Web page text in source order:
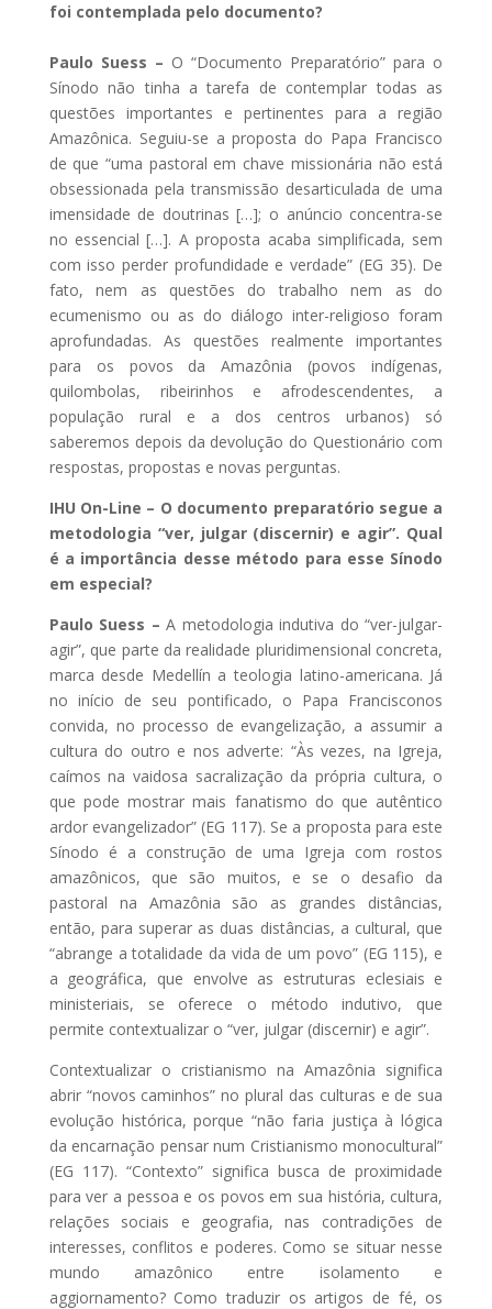
foi contemplada pelo documento?
Paulo Suess – O “Documento Preparatório” para o
Sínodo não tinha a tarefa de contemplar todas as
questões importantes e pertinentes para a região
Amazônica. Seguiu-se a proposta do Papa Francisco
de que “uma pastoral em chave missionária não está
obsessionada pela transmissão desarticulada de uma
imensidade de doutrinas […]; o anúncio concentra-se
no essencial […]. A proposta acaba simplificada, sem
com isso perder profundidade e verdade” (EG 35). De
fato, nem as questões do trabalho nem as do
ecumenismo ou as do diálogo inter-religioso foram
aprofundadas. As questões realmente importantes
para os povos da Amazônia (povos indígenas,
quilombolas, ribeirinhos e afrodescendentes, a
população rural e a dos centros urbanos) só
saberemos depois da devolução do Questionário com
respostas, propostas e novas perguntas.
IHU On-Line – O documento preparatório segue a
metodologia “ver, julgar (discernir) e agir”. Qual
é a importância desse método para esse Sínodo
em especial?
Paulo Suess –A metodologia indutiva do “ver-julgar-
agir”, que parte da realidade pluridimensional concreta,
marca desde Medellín a teologia latino-americana. Já
no início de seu pontificado, o Papa Francisconos
convida, no processo de evangelização, a assumir a
cultura do outro e nos adverte: “Às vezes, na Igreja,
caímos na vaidosa sacralização da própria cultura, o
que pode mostrar mais fanatismo do que autêntico
ardor evangelizador” (EG 117). Se a proposta para este
Sínodo é a construção de uma Igreja com rostos
amazônicos, que são muitos, e se o desafio da
pastoral na Amazônia são as grandes distâncias,
então, para superar as duas distâncias, a cultural, que
“abrange a totalidade da vida de um povo” (EG 115), e
a geográfica, que envolve as estruturas eclesiais e
ministeriais, se oferece o método indutivo, que
permite contextualizar o “ver, julgar (discernir) e agir”.
Contextualizar o cristianismo na Amazônia significa
abrir “novos caminhos” no plural das culturas e de sua
evolução histórica, porque “não faria justiça à lógica
da encarnação pensar num Cristianismo monocultural”
(EG 117). “Contexto” significa busca de proximidade
para ver a pessoa e os povos em sua história, cultura,
relações sociais e geografia, nas contradições de
interesses, conflitos e poderes. Como se situar nesse
mundo amazônico entre isolamento e
aggiornamento? Como traduzir os artigos de fé, os